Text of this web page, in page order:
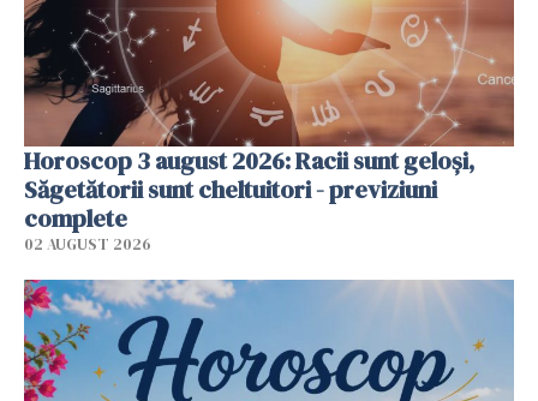
Horoscop 3 august 2026: Racii sunt geloși,
Săgetătorii sunt cheltuitori - previziuni
complete
02 AUGUST 2026